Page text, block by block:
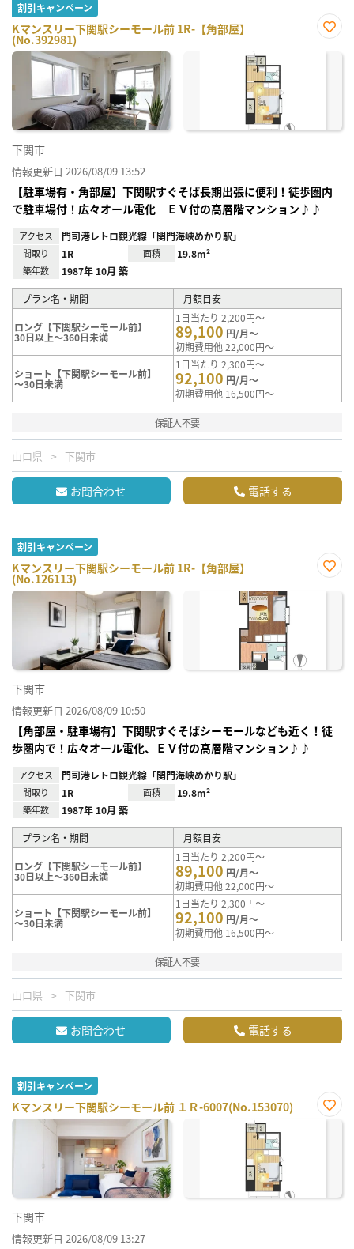
割引キャンペーン
Kマンスリー下関駅シーモール前 1R-【角部屋】
(No.392981)
に入
下関市
情報更新日 2026/08/09 13:52
【駐車場有・角部屋】下関駅すぐそば長期出張に便利！徒歩圏内
で駐車場付！広々オール電化 ＥＶ付の高層階マンション♪♪
アクセス 門司港レトロ観光線「関門海峡めかり駅」
間取り 1R 面積 19.8m²
築年数 1987年 10月 築
プラン名・期間 月額目安
ロング【下関駅シーモール前】
30日以上～360日未満
1日当たり 2,200円～
89,100 円/月～
初期費用他 22,000円～
ショート【下関駅シーモール前】
～30日未満
1日当たり 2,300円～
92,100 円/月～
初期費用他 16,500円～
保証人不要
山口県 下関市
お問合わせ 電話する
割引キャンペーン
Kマンスリー下関駅シーモール前 1R-【角部屋】
(No.126113)
に入
下関市
情報更新日 2026/08/09 10:50
【角部屋・駐車場有】下関駅すぐそばシーモールなども近く！徒
歩圏内で！広々オール電化、ＥＶ付の高層階マンション♪♪
アクセス 門司港レトロ観光線「関門海峡めかり駅」
間取り 1R 面積 19.8m²
築年数 1987年 10月 築
プラン名・期間 月額目安
ロング【下関駅シーモール前】
30日以上～360日未満
1日当たり 2,200円～
89,100 円/月～
初期費用他 22,000円～
ショート【下関駅シーモール前】
～30日未満
1日当たり 2,300円～
92,100 円/月～
初期費用他 16,500円～
保証人不要
山口県 下関市
お問合わせ 電話する
割引キャンペーン
Kマンスリー下関駅シーモール前 １Ｒ-6007(No.153070)
お気
下関市
情報更新日 2026/08/09 13:27